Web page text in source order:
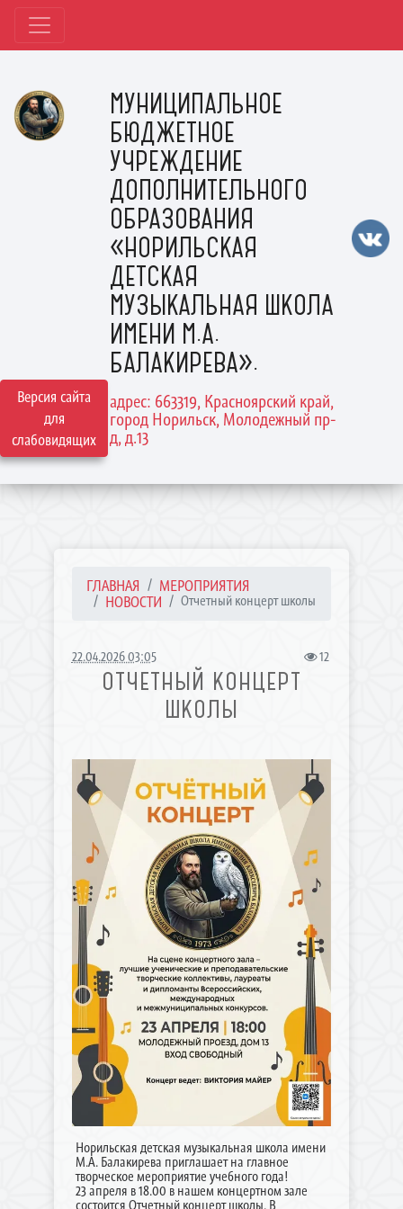
Версия сайта
для
слабовидящих
МУНИЦИПАЛЬНОЕ
БЮДЖЕТНОЕ
УЧРЕЖДЕНИЕ
ДОПОЛНИТЕЛЬНОГО
ОБРАЗОВАНИЯ
«НОРИЛЬСКАЯ
ДЕТСКАЯ
МУЗЫКАЛЬНАЯ ШКОЛА
ИМЕНИ М.А.
БАЛАКИРЕВА».
адрес: 663319, Красноярский край,
город Норильск, Молодежный пр-
д, д.13
ГЛАВНАЯ
МЕРОПРИЯТИЯ
НОВОСТИ
Отчетный концерт школы
22.04.2026 03:05 12
ОТЧЕТНЫЙ КОНЦЕРТ
ШКОЛЫ
Норильская детская музыкальная школа имени
М.А. Балакирева приглашает на главное
творческое мероприятие учебного года!
23 апреля в 18.00 в нашем концертном зале
состоится Отчетный концерт школы. В